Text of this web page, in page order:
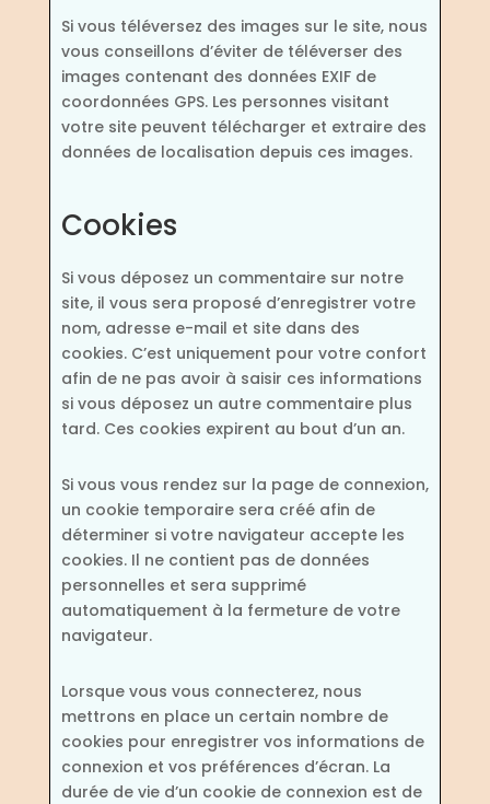
Si vous téléversez des images sur le site, nous
vous conseillons d’éviter de téléverser des
images contenant des données EXIF de
coordonnées GPS. Les personnes visitant
votre site peuvent télécharger et extraire des
données de localisation depuis ces images.
Cookies
Si vous déposez un commentaire sur notre
site, il vous sera proposé d’enregistrer votre
nom, adresse e-mail et site dans des
cookies. C’est uniquement pour votre confort
afin de ne pas avoir à saisir ces informations
si vous déposez un autre commentaire plus
tard. Ces cookies expirent au bout d’un an.
Si vous vous rendez sur la page de connexion,
un cookie temporaire sera créé afin de
déterminer si votre navigateur accepte les
cookies. Il ne contient pas de données
personnelles et sera supprimé
automatiquement à la fermeture de votre
navigateur.
Lorsque vous vous connecterez, nous
mettrons en place un certain nombre de
cookies pour enregistrer vos informations de
connexion et vos préférences d’écran. La
durée de vie d’un cookie de connexion est de